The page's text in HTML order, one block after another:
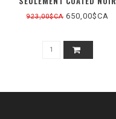
923,00$CA 650,00$CA